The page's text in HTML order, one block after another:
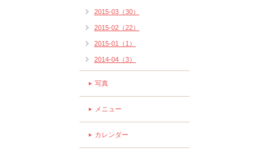
2015-03（30）
2015-02（22）
2015-01（1）
2014-04（3）
写真
メニュー
カレンダー